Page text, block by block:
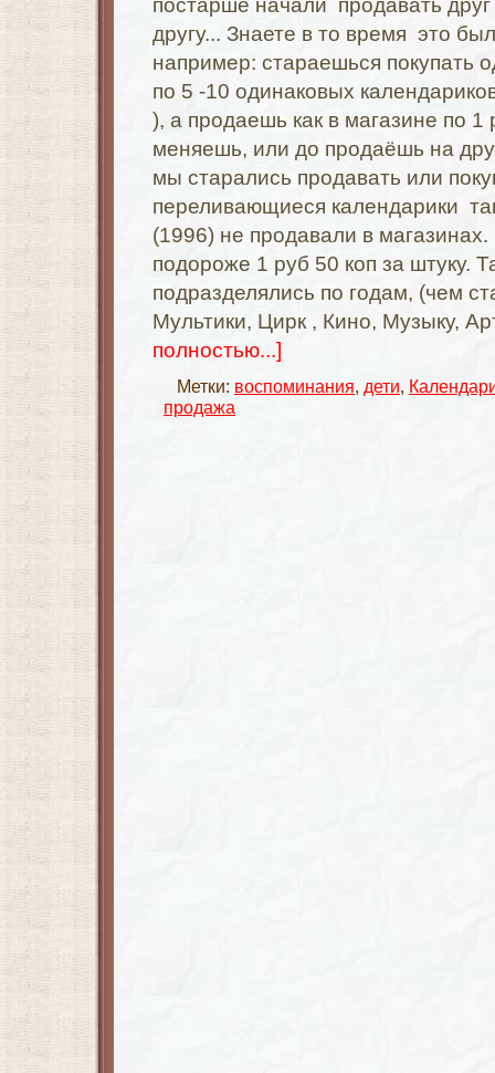
постарше начали продавать друг
другу... Знаете в то время это
например: стараешься покупать
по 5 -10 одинаковых
), а продаешь как в магазине по 1
меняешь, или до продаёшь на
мы старались продавать или
переливающиеся календарики
(1996) не продавали в
подороже 1 руб 50 коп за штуку.
подразделялись по годам, (чем
Мультики, Цирк , Кино, Музыку,
полностью...]
Метки: воспоминания, дети,
продажа